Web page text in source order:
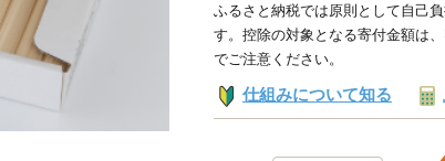
ふるさと納税では原則として自己
す。控除の対象となる寄付金額は
でご注意ください。
仕組みについて知る